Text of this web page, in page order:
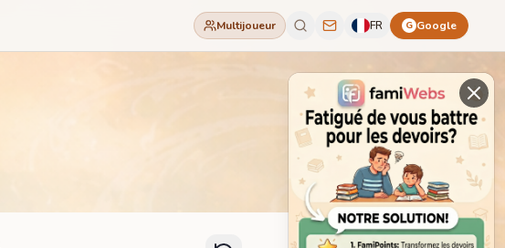
Multijoueur FR G Google
🌍 Jouer en Multijoueur